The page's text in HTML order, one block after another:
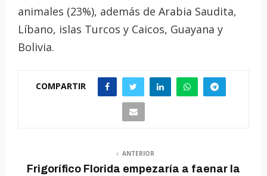
animales (23%), además de Arabia Saudita,
Líbano, islas Turcos y Caicos, Guayana y
Bolivia.
COMPARTIR
ANTERIOR
Frigorífico Florida empezaría a faenar la